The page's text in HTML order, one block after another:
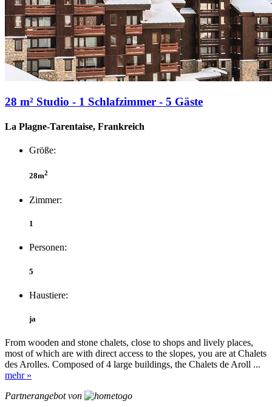
28 m² Studio - 1 Schlafzimmer - 5 Gäste
La Plagne-Tarentaise, Frankreich
Größe:
28m2
Zimmer:
1
Personen:
5
Haustiere:
ja
From wooden and stone chalets, close to shops and lively places,
most of which are with direct access to the slopes, you are at Chalets
des Arolles. Composed of 4 large buildings, the Chalets de Aroll ...
mehr »
Partnerangebot von